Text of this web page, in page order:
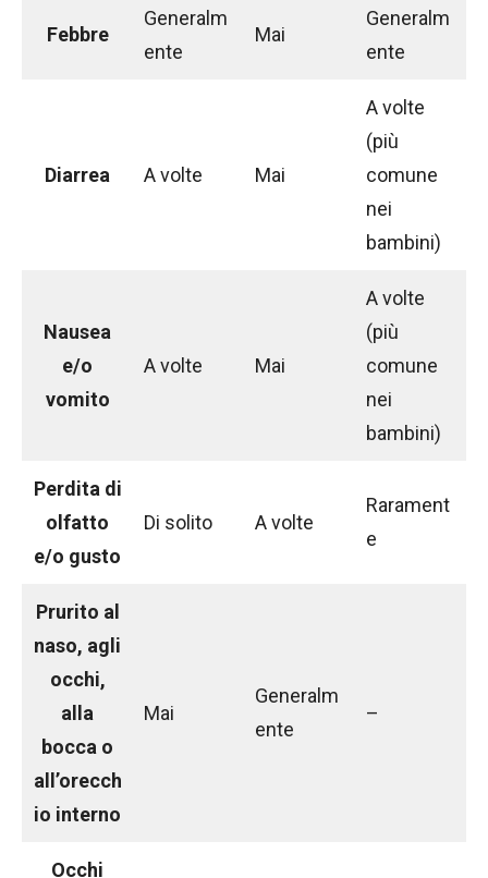
Febbre
Generalm
ente
Mai
Generalm
ente
Diarrea A volte Mai
A volte
(più
comune
nei
bambini)
Nausea
e/o
vomito
A volte Mai
A volte
(più
comune
nei
bambini)
Perdita di
olfatto
e/o gusto
Di solito A volte
Rarament
e
Prurito al
naso, agli
occhi,
alla
bocca o
all’orecch
io interno
Mai
Generalm
ente
–
Occhi